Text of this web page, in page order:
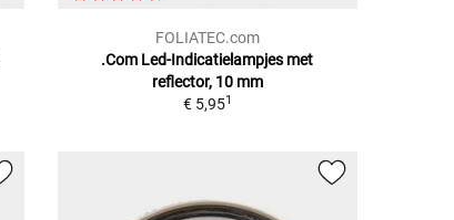
FOLIATEC.com
.Com Led-Indicatielampjes met
reflector, 10 mm
€ 5,951